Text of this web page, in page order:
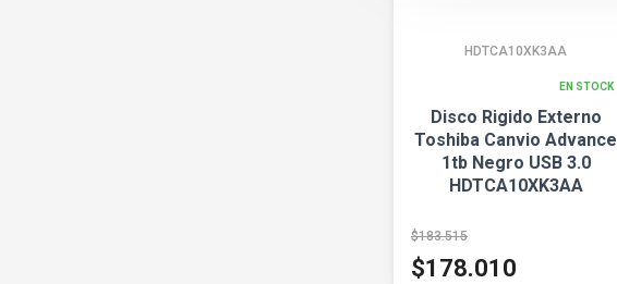
HDTCA10XK3AA
EN STOCK
Disco Rigido Externo
Toshiba Canvio Advance
1tb Negro USB 3.0
HDTCA10XK3AA
$183.515
$178.010